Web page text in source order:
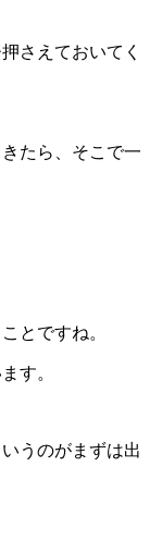
さえておいてく
たら、そこで一
とですね。
す。
いうのがまずは出